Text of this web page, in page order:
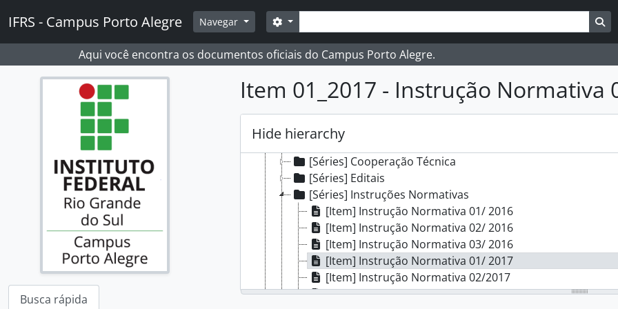
IFRS - Campus Porto Alegre Navegar Buscar
Opções de busca
Aqui você encontra os documentos oficiais do Campus Porto Alegre.
Busca rápida
Item 01_2017 - Instrução Normativa
Hide hierarchy
[Fundos] Campus Porto Alegre - IFRS
[Subfundos] Comissão Interna de Saúde, Segurança e
[Subfundos] Comissão Local do Programa de
[Subfundos] Comissão Própria de Avaliação Local
[Subfundos] Conselho do Campus Porto Alegre
[Subfundos] Direção Geral
[Séries] Cerimônias
[Séries] Boletim de serviço
[Séries] Cooperação Técnica
[Séries] Editais
[Séries] Instruções Normativas
[Item] Instrução Normativa 01/ 2016
[Item] Instrução Normativa 02/ 2016
[Item] Instrução Normativa 03/ 2016
[Item] Instrução Normativa 01/ 2017
[Item] Instrução Normativa 02/2017
[Item] Instrução Normativa 03/2017